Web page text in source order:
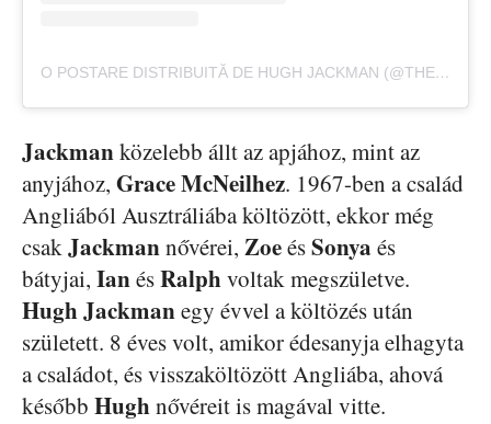
O POSTARE DISTRIBUITĂ DE HUGH JACKMAN (@THEHUGHJACKMAN)
Jackmanközelebb állt az apjához, mint az
anyjához, Grace McNeilhez. 1967-ben a család
Angliából Ausztráliába költözött, ekkor még
csakJackmannővérei, ZoeésSonya és
bátyjai, IanésRalphvoltak megszületve.
Hugh Jackmanegy évvel a költözés után
született. 8 éves volt, amikor édesanyja elhagyta
a családot, és visszaköltözött Angliába, ahová
később Hughnővéreit is magával vitte.